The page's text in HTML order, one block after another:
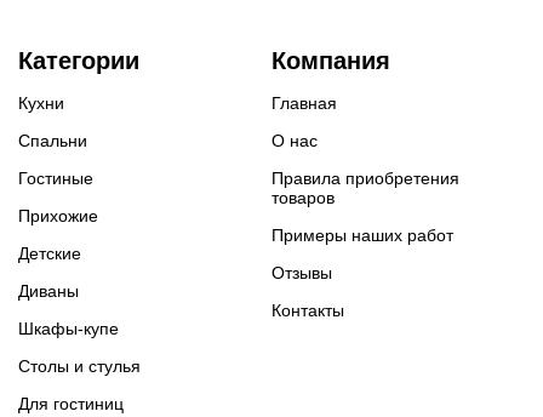
Категории
Кухни
Спальни
Гостиные
Прихожие
Детские
Диваны
Шкафы-купе
Столы и стулья
Для гостиниц
Компания
Главная
О нас
Правила приобретения
товаров
Примеры наших работ
Отзывы
Контакты